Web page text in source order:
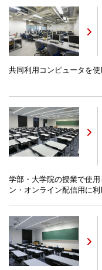
共同利用コンピュータを使
学部・大学院の授業で使
ン・オンライン配信用に